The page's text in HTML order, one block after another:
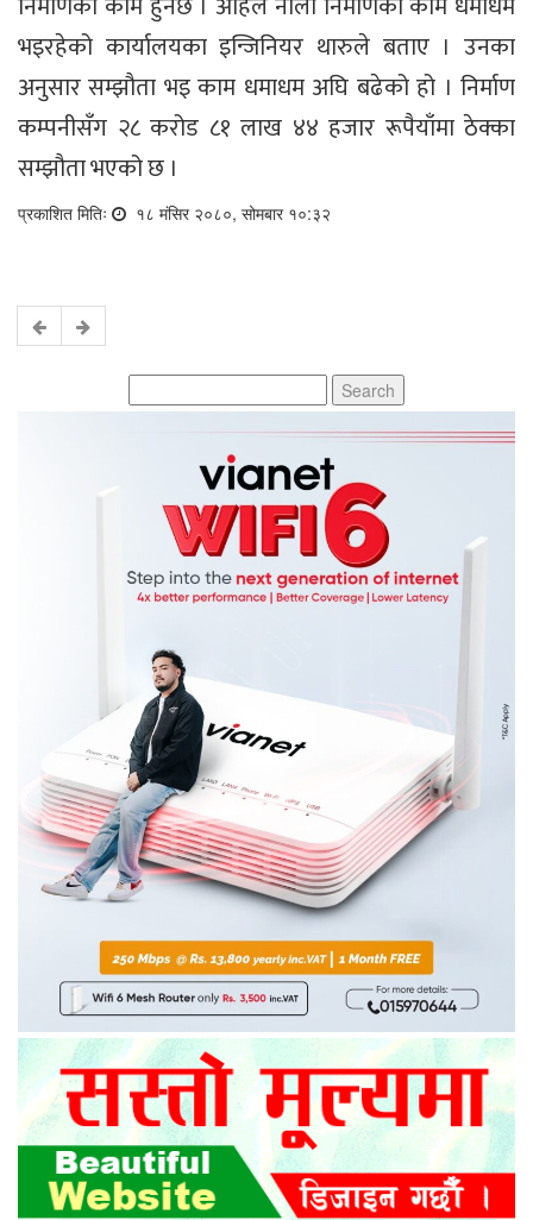
भइरहेको कार्यालयका इन्जिनियर थारुले बताए । उनका
अनुसार सम्झौता भइ काम धमाधम अघि बढेको हो । निर्माण
कम्पनीसँग २८ करोड ८१ लाख ४४ हजार रूपैयाँमा ठेक्का
सम्झौता भएको छ ।
प्रकाशित मितिः १८ मंसिर २०८०, सोमबार १०:३२
for: